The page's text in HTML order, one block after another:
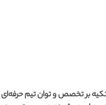
بر تخصص و توان تیم حرفه‌ای